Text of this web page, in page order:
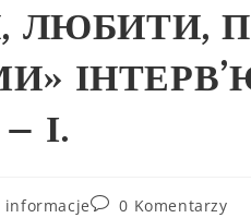
ЛЮБИТИ,
І.
informacje 0 Komentarzy